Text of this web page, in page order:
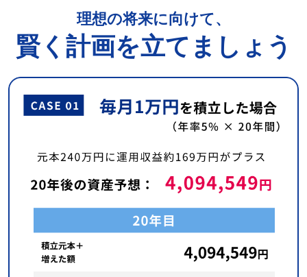
理想の将来に向けて、
賢く計画を立てましょう